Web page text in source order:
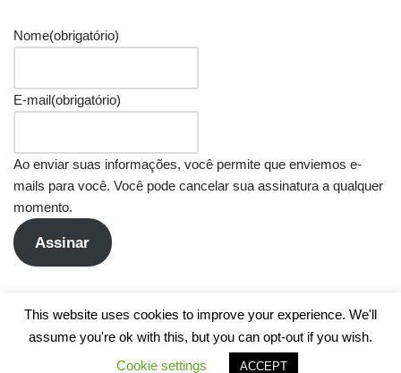
Nome(obrigatório)
E-mail(obrigatório)
Ao enviar suas informações, você permite que enviemos e-
mails para você. Você pode cancelar sua assinatura a qualquer
momento.
Assinar
This website uses cookies to improve your experience. We'll
assume you're ok with this, but you can opt-out if you wish.
Cookie settings
ACCEPT